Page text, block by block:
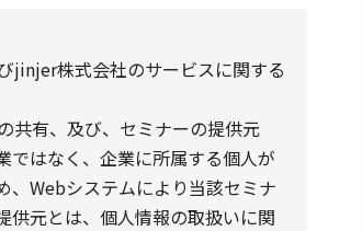
jinjer株式会社のサービスに関する
共有、及び、セミナーの提供元
ではなく、企業に所属する個人が
、Webシステムにより当該セミナ
供元とは、個人情報の取扱いに関